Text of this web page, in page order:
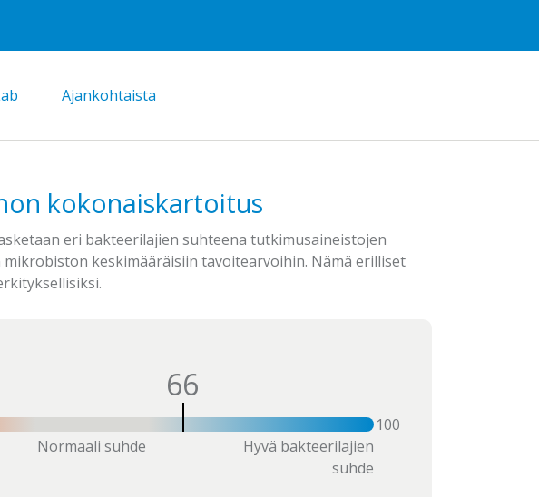
Ajankohtaista
kokonaiskartoitus
eri bakteerilajien suhteena tutkimusaineistojen
keskimääräisiin tavoitearvoihin. Nämä erilliset
100
66
Normaali suhde
Hyvä bakteerilajien
suhde